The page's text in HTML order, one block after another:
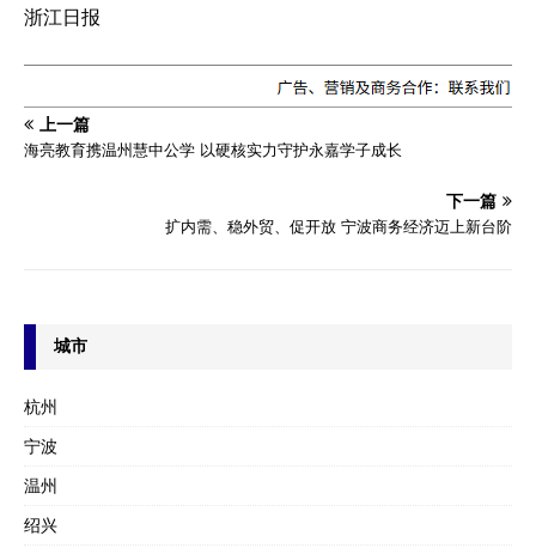
浙江日报
上一篇
海亮教育携温州慧中公学 以硬核实力守护永嘉学子成长
下一篇
扩内需、稳外贸、促开放 宁波商务经济迈上新台阶
城市
杭州
宁波
温州
绍兴